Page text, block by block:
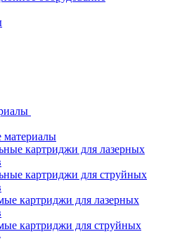
материалы
картриджи для лазерных
картриджи для струйных
картриджи для лазерных
картриджи для струйных